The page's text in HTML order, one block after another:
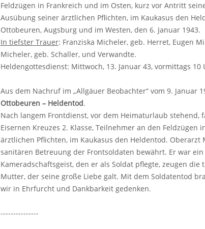
Feldzügen in Frankreich und im Osten, kurz vor Antritt
Ausübung seiner ärztlichen Pflichten, im Kaukasus den
Ottobeuren, Augsburg und im Westen, den 6. Januar 1943.
In tiefster Trauer: Franziska Micheler, geb. Herret, Eugen
Micheler, geb. Schaller, und Verwandte.
Heldengottesdienst: Mittwoch, 13. Januar 43, vormittags
Aus dem Nachruf im „Allgäuer Beobachter“ vom 9. Januar
Ottobeuren – Heldentod.
Nach langem Frontdienst, vor dem Heimaturlaub stehend,
Eisernen Kreuzes 2. Klasse, Teilnehmer an den
ärztlichen Pflichten, im Kaukasus den Heldentod.
sanitären Betreuung der Frontsoldaten bewährt. Er war
Kameradschaftsgeist, den er als Soldat pflegte, zeugen
Mutter, der seine große Liebe galt. Mit dem Soldatentod
wir in Ehrfurcht und Dankbarkeit gedenken.
---------------